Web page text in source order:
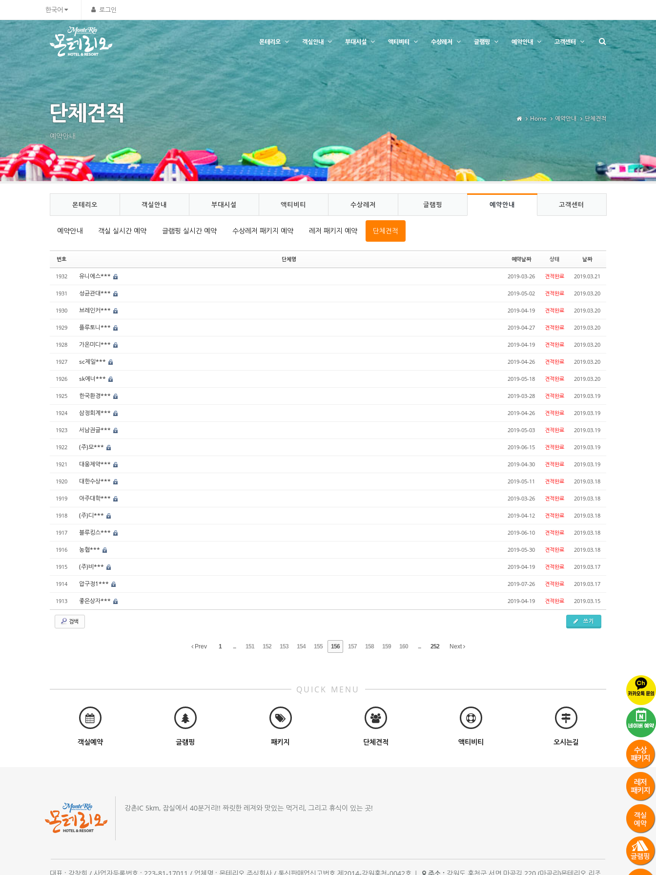
한국어 로그인
몬테리오 객실안내 부대시설 액티비티 수상레저 글램핑 예약안내 고객센터
단체견적
예약안내
Home 예약안내 단체견적
몬테리오 객실안내 부대시설 액티비티 수상레저 글램핑 예약안내 고객센터
예약안내 객실 실시간 예약 글램핑 실시간 예약 수상레저 패키지 예약 레저 패키지 예약 단체견적
번호 단체명 예약날짜 상태 날짜
1932 유니에스*** 2019-03-26 견적완료 2019.03.21
1931 성균관대*** 2019-05-02 견적완료 2019.03.20
1930 브레인커*** 2019-04-19 견적완료 2019.03.20
1929 플루토니*** 2019-04-27 견적완료 2019.03.20
1928 가온미디*** 2019-04-19 견적완료 2019.03.20
1927 sc제일*** 2019-04-26 견적완료 2019.03.20
1926 sk에너*** 2019-05-18 견적완료 2019.03.20
1925 한국환경*** 2019-03-28 견적완료 2019.03.19
1924 삼정회계*** 2019-04-26 견적완료 2019.03.19
1923 서남권글*** 2019-05-03 견적완료 2019.03.19
1922 (주)모*** 2019-06-15 견적완료 2019.03.19
1921 대웅제약*** 2019-04-30 견적완료 2019.03.19
1920 대한수상*** 2019-05-11 견적완료 2019.03.18
1919 아주대학*** 2019-03-26 견적완료 2019.03.18
1918 (주)디*** 2019-04-12 견적완료 2019.03.18
1917 블루킹스*** 2019-06-10 견적완료 2019.03.18
1916 농협*** 2019-05-30 견적완료 2019.03.18
1915 (주)비*** 2019-04-19 견적완료 2019.03.17
1914 압구정1*** 2019-07-26 견적완료 2019.03.17
1913 좋은상자*** 2019-04-19 견적완료 2019.03.15
검색 쓰기
Prev 1 ... 151 152 153 154 155 156 157 158 159 160 ... 252 Next
QUICK MENU
객실예약 글램핑 패키지 단체견적 액티비티 오시는길
강촌IC 5km, 잠실에서 40분거리!! 짜릿한 레져와 맛있는 먹거리, 그리고 휴식이 있는 곳!
Sketchbook5, 스케치북5